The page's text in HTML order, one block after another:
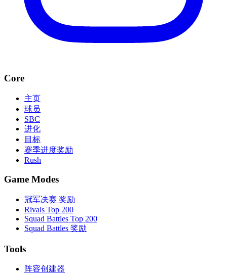
Core
主页
球员
SBC
进化
目标
赛季进度奖励
Rush
Game Modes
冠军决赛 奖励
Rivals Top 200
Squad Battles Top 200
Squad Battles 奖励
Tools
阵容创建器